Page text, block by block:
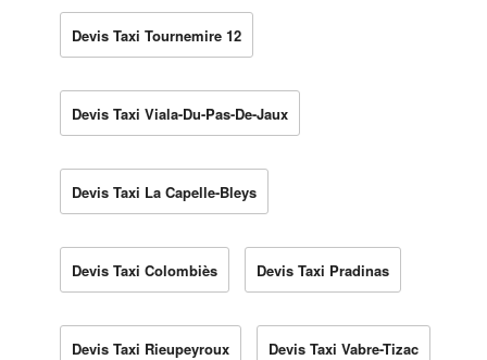
Devis Taxi Tournemire 12
Devis Taxi Viala-Du-Pas-De-Jaux
Devis Taxi La Capelle-Bleys
Devis Taxi Colombiès Devis Taxi Pradinas
Devis Taxi Rieupeyroux Devis Taxi Vabre-Tizac